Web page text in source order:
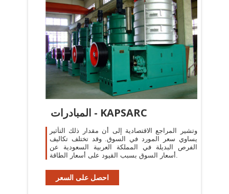
المبادرات - KAPSARC
وتشير المراجع الاقتصادية إلى أن مقدار ذلك التأثير
يساوي سعر المورد في السوق. وقد تختلف تكاليف
الفرص البديلة في المملكة العربية السعودية عن
أسعار السوق بسبب القيود على أسعار الطاقة.
احصل على السعر